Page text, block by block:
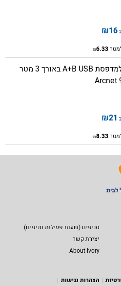
16
₪
6.33
₪
כבל למדפסת A+B USB באורך 3 מטר
Arcnet
21
₪
8.33
₪
סניפים (שעות פעילות סניפים)
יצירת קשר
About Ivory
הצהרות נגישות